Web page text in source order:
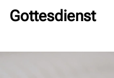
Gottesdienst